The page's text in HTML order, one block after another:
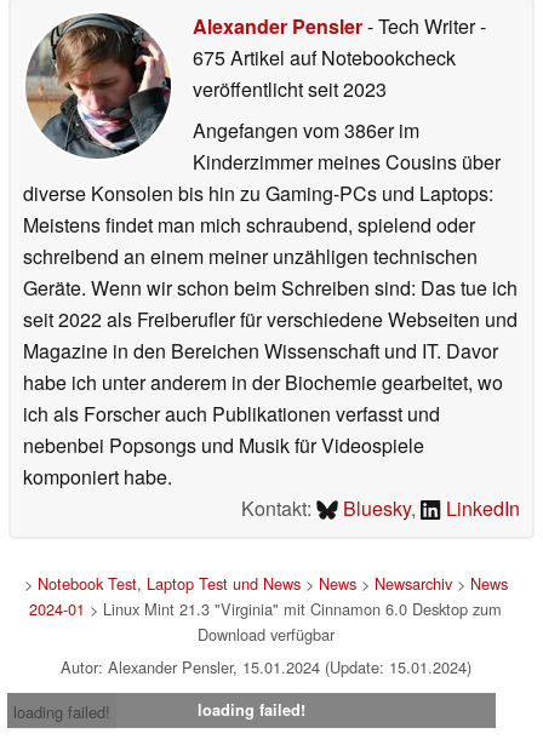
Alexander Pensler- Tech Writer-
675 Artikel auf Notebookcheck
veröffentlichtseit 2023
Angefangen vom 386er im
Kinderzimmer meines Cousins über
diverse Konsolen bis hin zu Gaming-PCs und Laptops:
Meistens findet man mich schraubend, spielend oder
schreibend an einem meiner unzähligen technischen
Geräte. Wenn wir schon beim Schreiben sind: Das tue ich
seit 2022 als Freiberufler für verschiedene Webseiten und
Magazine in den Bereichen Wissenschaft und IT. Davor
habe ich unter anderem in der Biochemie gearbeitet, wo
ich als Forscher auch Publikationen verfasst und
nebenbei Popsongs und Musik für Videospiele
komponiert habe.
Kontakt:
Bluesky, LinkedIn
> Notebook Test, Laptop Test und News> News> Newsarchiv> News
2024-01 > Linux Mint 21.3 "Virginia" mit Cinnamon 6.0 Desktop zum
Download verfügbar
Autor: Alexander Pensler, 15.01.2024 (Update: 15.01.2024)
loading failed!
loading failed!